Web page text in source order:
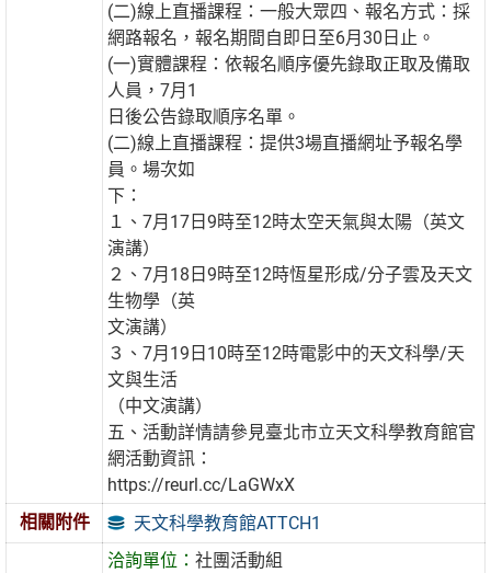
(二)線上直播課程：一般大眾四、報名方式：採
網路報名，報名期間自即日至6月30日止。
(一)實體課程：依報名順序優先錄取正取及備取
人員，7月1
日後公告錄取順序名單。
(二)線上直播課程：提供3場直播網址予報名學
員。場次如
下：
１、7月17日9時至12時太空天氣與太陽（英文
演講）
２、7月18日9時至12時恆星形成/分子雲及天文
生物學（英
文演講）
３、7月19日10時至12時電影中的天文科學/天
文與生活
（中文演講）
五、活動詳情請參見臺北市立天文科學教育館官
網活動資訊：
https://reurl.cc/LaGWxX
相關附件
天文科學教育館ATTCH1
洽詢單位：社團活動組